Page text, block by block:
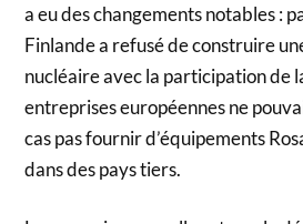
a eu des changements notables :
Finlande a refusé de construire
nucléaire avec la participation de
entreprises européennes ne
cas pas fournir d’équipements
dans des pays tiers.